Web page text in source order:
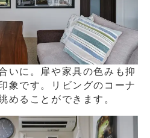
いに。扉や家具の色みも抑
象です。リビングのコーナ
めることができます。